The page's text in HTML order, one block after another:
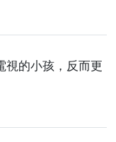
視的小孩，反而更